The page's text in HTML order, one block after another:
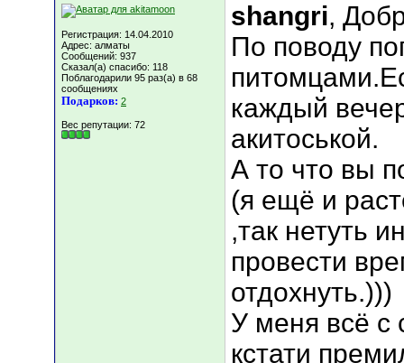
Регистрация: 14.04.2010
Адрес: алматы
Сообщений: 937
Сказал(а) спасибо: 118
Поблагодарили 95 раз(а) в 68
сообщениях
Подарков: 2
Вес репутации: 72
shangri,
По поводу
каждый
акитоськой.
А то что вы
(я ещё и
,так нетуть
провести
отдохнуть.)))
У меня всё с
кстати